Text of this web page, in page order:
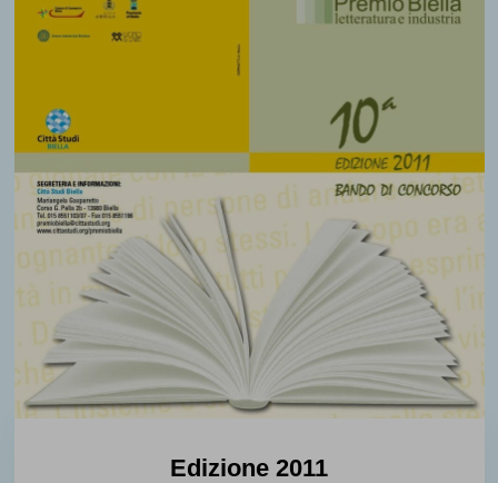
Edizione 2011